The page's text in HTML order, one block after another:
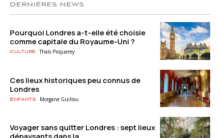
DERNIÈRES NEWS
Pourquoi Londres a-t-elle été choisie
comme capitale du Royaume-Uni ?
Culture Thaïs Picquerey
Ces lieux historiques peu connus de
Londres
Enfants Morgane Guillou
Voyager sans quitter Londres : sept lieux